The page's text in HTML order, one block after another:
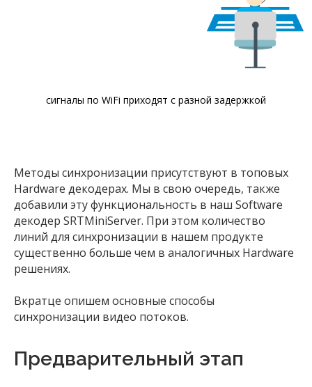
сигналы по WiFi приходят с разной задержкой
Методы синхронизации присутствуют в топовых
Hardware декодерах. Мы в свою очередь, также
добавили эту функциональность в наш Software
декодер SRTMiniServer. При этом количество
линий для синхронизации в нашем продукте
существенно больше чем в аналогичных Hardware
решениях.
Вкратце опишем основные способы
синхронизации видео потоков.
Предварительный этап